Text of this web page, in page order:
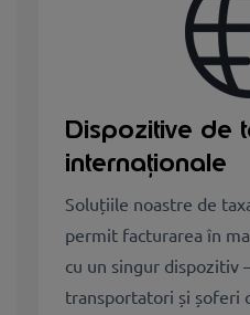
Dispozitive de
internaționale
Soluțiile noastre de
permit facturarea în
cu un singur dispozitiv
transportatori și șoferi